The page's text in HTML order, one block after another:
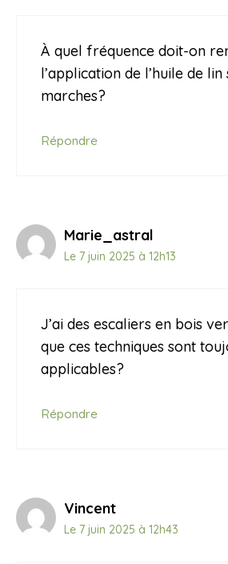
À quel fréquence doit-on
l’application de l’huile de lin
marches?
Répondre
Marie_astral
Le 7 juin 2025 à 12h13
J’ai des escaliers en bois
que ces techniques sont
applicables?
Répondre
Vincent
Le 7 juin 2025 à 12h43